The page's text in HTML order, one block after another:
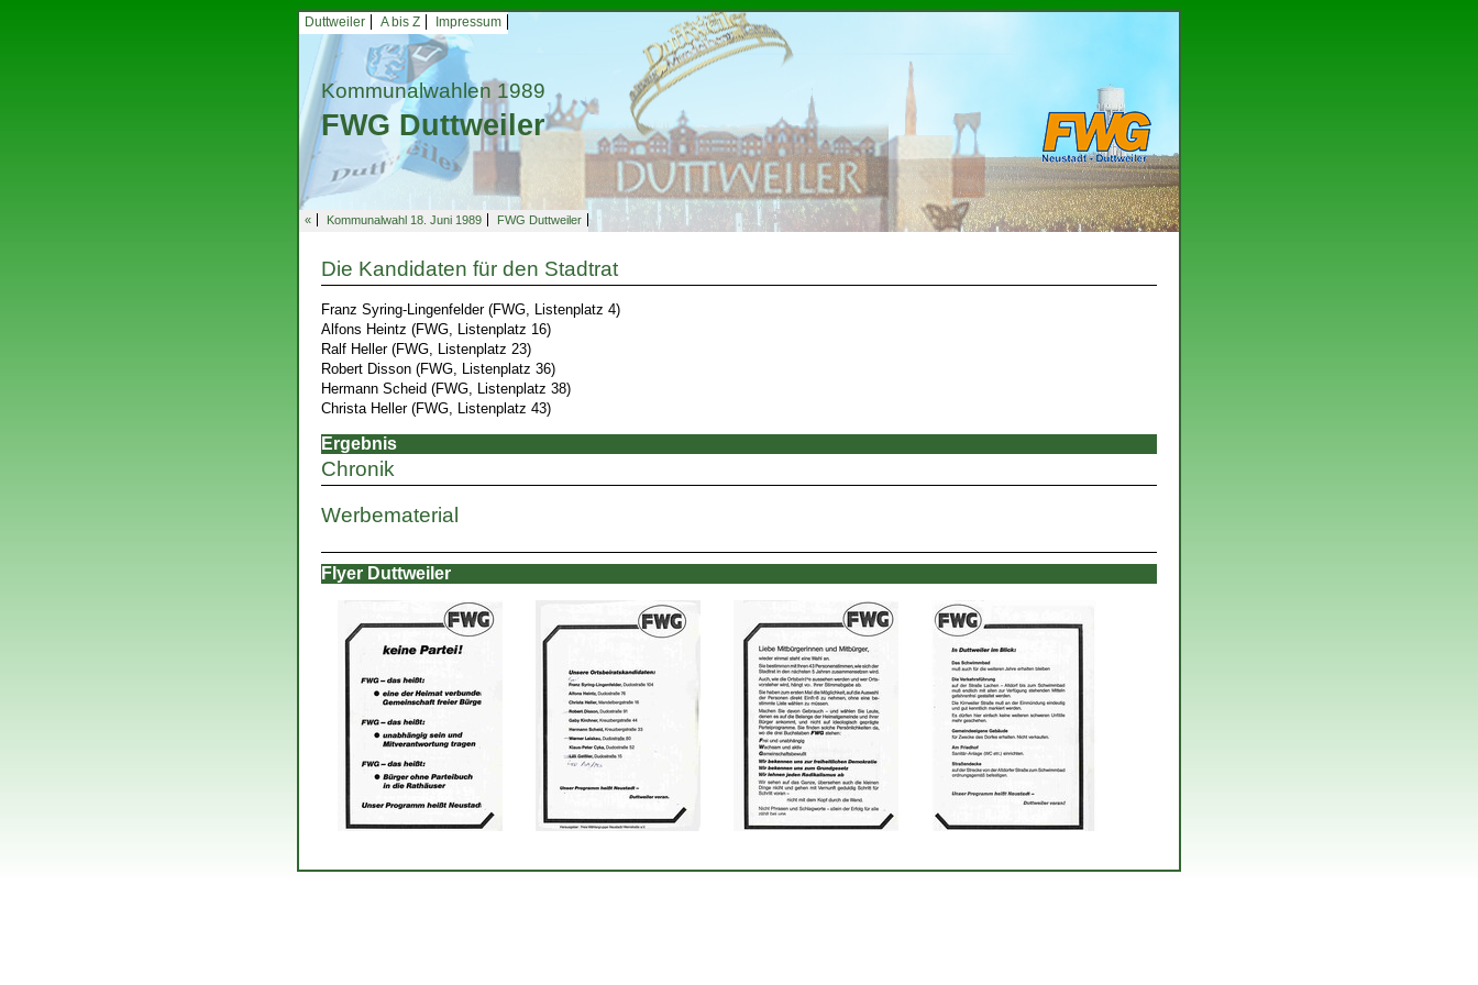
Duttweiler A bis Z Impressum
Kommunalwahlen 1989
FWG Duttweiler
« Kommunalwahl 18. Juni 1989 FWG Duttweiler
Die Kandidaten für den Stadtrat
Franz Syring-Lingenfelder (FWG, Listenplatz 4)
Alfons Heintz (FWG, Listenplatz 16)
Ralf Heller (FWG, Listenplatz 23)
Robert Disson (FWG, Listenplatz 36)
Hermann Scheid (FWG, Listenplatz 38)
Christa Heller (FWG, Listenplatz 43)
Ergebnis
Chronik
Werbematerial
Flyer Duttweiler